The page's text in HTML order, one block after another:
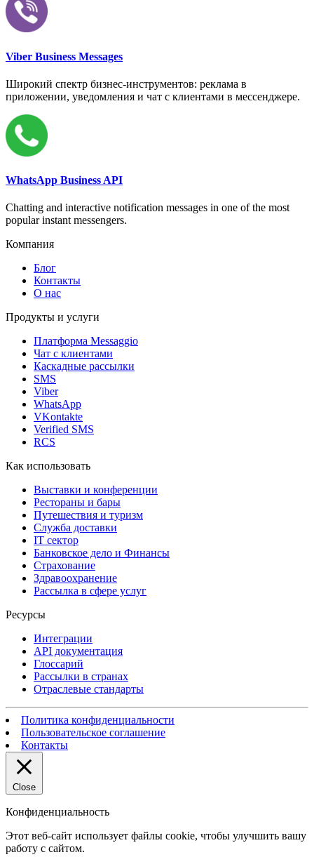
Viber Business Messages
Широкий спектр бизнес-инструментов: реклама в
приложении, уведомления и чат с клиентами в мессенджере.
WhatsApp Business API
Chatting and interactive notification messages in one of the most
popular instant messengers.
Компания
Блог
Контакты
О нас
Продукты и услуги
Платформа Messaggio
Чат с клиентами
Каскадные рассылки
SMS
Viber
WhatsApp
VKontakte
Verified SMS
RCS
Как использовать
Выставки и конференции
Рестораны и бары
Путешествия и туризм
Служба доставки
IT сектор
Банковское дело и Финансы
Страхование
Здравоохранение
Рассылка в сфере услуг
Ресурсы
Интеграции
API документация
Глоссарий
Рассылки в странах
Отраслевые стандарты
Политика конфиденциальности
Пользовательское соглашение
Контакты
Close
Конфиденциальность
Этот веб-сайт использует файлы cookie, чтобы улучшить вашу
работу с сайтом.